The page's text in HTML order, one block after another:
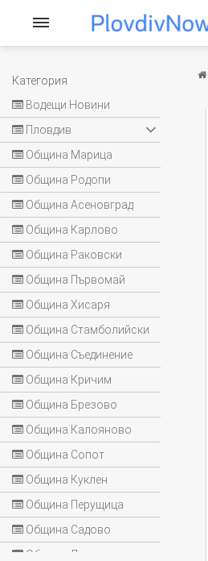
Категория
Водещи Новини
Пловдив
Община Марица
Община Родопи
Община Асеновград
Община Карлово
Община Раковски
Община Първомай
Община Хисаря
Община Стамболийски
Община Съединение
Община Кричим
Община Брезово
Община Калояново
Община Сопот
Община Куклен
Община Перущица
Община Садово
Община Лъки